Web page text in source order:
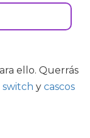
ello. Querrás
switch y cascos